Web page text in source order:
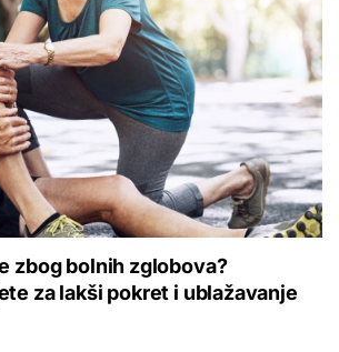
zbog bolnih zglobova?
za lakši pokret i ublažavanje